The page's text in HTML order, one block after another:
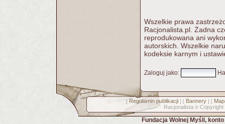
Wszelkie prawa
Racjonalista.pl. Żadna
reprodukowana ani
autorskich. Wszelkie
kodeksie karnym i
Zaloguj jako:
[ Regulamin publikacji] [ Bannery] [
Racjonalista © Copyright
Fundacja Wolnej Myśli,